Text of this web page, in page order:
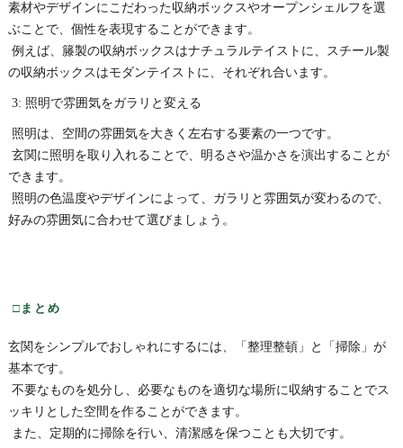
素材やデザインにこだわった収納ボックスやオープンシェルフを選
ぶことで、個性を表現することができます。
例えば、籐製の収納ボックスはナチュラルテイストに、スチール製
の収納ボックスはモダンテイストに、それぞれ合います。
3: 照明で雰囲気をガラリと変える
照明は、空間の雰囲気を大きく左右する要素の一つです。
玄関に照明を取り入れることで、明るさや温かさを演出することが
できます。
照明の色温度やデザインによって、ガラリと雰囲気が変わるので、
好みの雰囲気に合わせて選びましょう。
□まとめ
玄関をシンプルでおしゃれにするには、「整理整頓」と「掃除」が
基本です。
不要なものを処分し、必要なものを適切な場所に収納することでス
ッキリとした空間を作ることができます。
また、定期的に掃除を行い、清潔感を保つことも大切です。